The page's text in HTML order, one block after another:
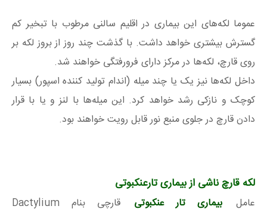
عموما لکه‌های این بیماری در اقلیم سالنی مرطوب با تبخیر کم
گسترش بیشتری خواهد داشت. با گذشت چند روز از بروز لکه بر
روی قارچ، لکه‌ها در مرکز دارای فرورفتگی خواهند شد.
داخل لکه‌ها نیز یک یا چند میله (اندام تولید کننده اسپور) بسیار
کوچک و نازکی رشد خواهد کرد. این میله‌ها با لنز و یا با قرار
دادن قارچ در جلوی منبع نور قابل رویت خواهند بود.
لکه قارچ ناشی از بیماری تارعنکبوتی
عامل بیماری تار عنکبوتی قارچی بنام Dactylium